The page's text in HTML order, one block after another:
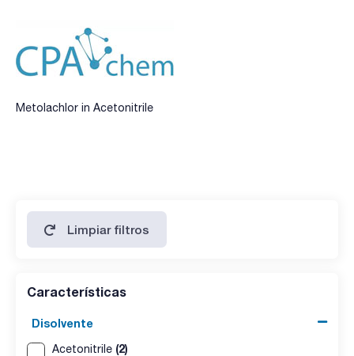
Metolachlor in Acetonitrile
Limpiar filtros
Características
Disolvente
Acetonitrile (2)